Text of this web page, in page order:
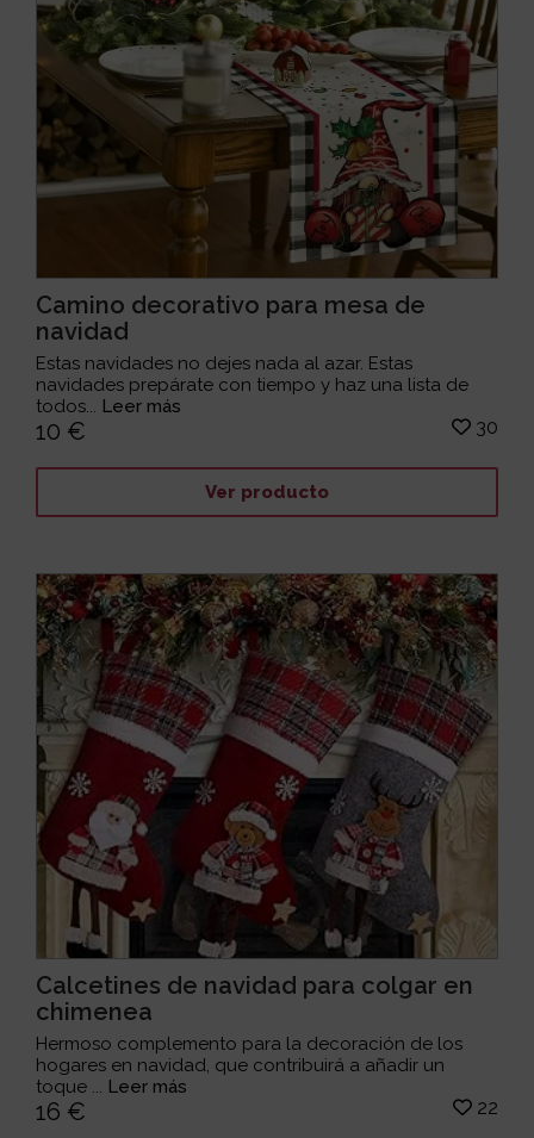
Camino decorativo para mesa de
navidad
Estas navidades no dejes nada al azar. Estas
navidades prepárate con tiempo y haz una lista de
todos... Leer más
10 € 30
Ver producto
Calcetines de navidad para colgar en
chimenea
Hermoso complemento para la decoración de los
hogares en navidad, que contribuirá a añadir un
toque ... Leer más
16 € 22